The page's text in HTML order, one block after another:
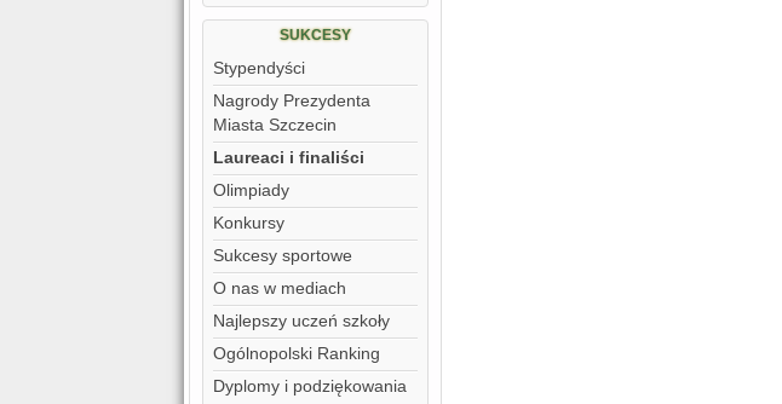
SUKCESY
Stypendyści
Nagrody Prezydenta
Miasta Szczecin
Laureaci i finaliści
Olimpiady
Konkursy
Sukcesy sportowe
O nas w mediach
Najlepszy uczeń szkoły
Ogólnopolski Ranking
Dyplomy i podziękowania